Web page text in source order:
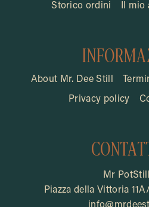
Storico ordini Il
About Mr. Dee Still
Privacy policy
Mr
Piazza della Vittoria